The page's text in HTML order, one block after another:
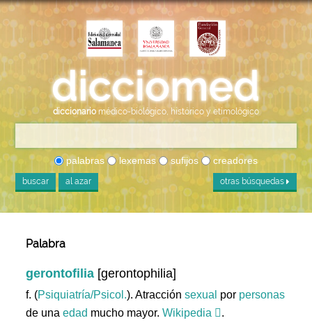
diccionario médico-biológico, histórico y etimológico
palabras lexemas sufijos creadores
buscar al azar otras búsquedas
Palabra
gerontofilia [gerontophilia]
f. (Psiquiatría/Psicol.). Atracciónsexual por personas
de unaedad mucho mayor.Wikipedia .